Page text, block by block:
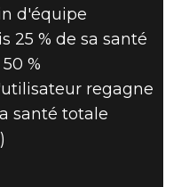
d'équipe
25 % de sa santé
%
regagne
santé totale